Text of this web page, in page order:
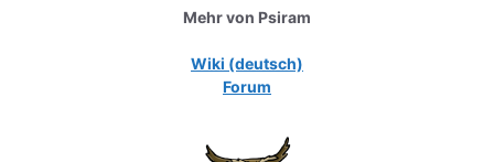
Mehr von Psiram
Wiki (deutsch)
Forum